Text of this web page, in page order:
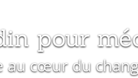
pour
au cœur du